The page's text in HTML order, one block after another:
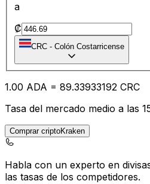
a
₡
CRC - Colón Costarricense
1.00 ADA = 89.33933192 CRC
Tasa del mercado medio a las
Comprar criptoKraken
Habla con un experto en
las tasas de los competidores.